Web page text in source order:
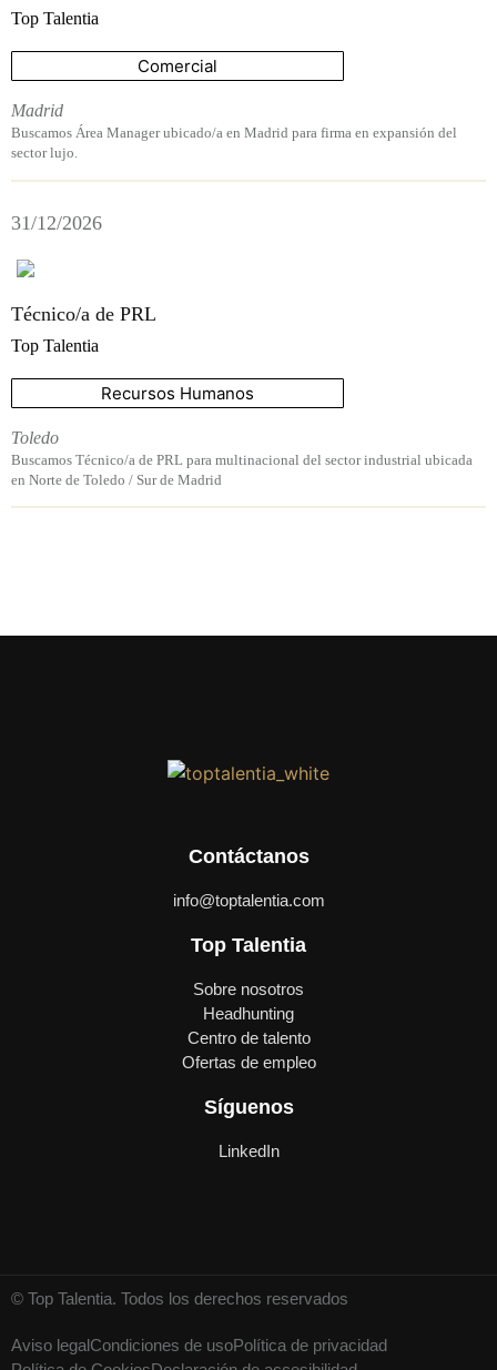
Top Talentia
Comercial
Madrid
Buscamos Área Manager ubicado/a en Madrid para firma en expansión del
sector lujo.
31/12/2026
Técnico/a de PRL
Top Talentia
Recursos Humanos
Toledo
Buscamos Técnico/a de PRL para multinacional del sector industrial ubicada
en Norte de Toledo / Sur de Madrid
Contáctanos
info@toptalentia.com
Top Talentia
Sobre nosotros
Headhunting
Centro de talento
Ofertas de empleo
Síguenos
LinkedIn
© Top Talentia. Todos los derechos reservados
Aviso legalCondiciones de usoPolítica de privacidad